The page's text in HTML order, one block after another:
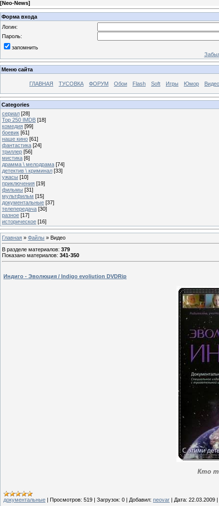
[Neo-News]
Форма входа
Логин:
Пароль:
запомнить
Меню сайта
ГЛАВНАЯ ТУСОВКА ФОРУМ Обои Flash Soft Игры Юмор Видео
Categories
сериал [28]
Top 250 IMDB [18]
комедия [99]
боевик [61]
наше кино [61]
фантастика [24]
триллер [56]
мистика [6]
драмма \ мелодрама [74]
детектив \ криминал [33]
ужасы [10]
приключения [19]
фильмы [31]
мультфильм [15]
документальные [37]
телепередача [30]
разное [17]
историческое [16]
Главная » Файлы » Видео
В разделе материалов: 379
Показано материалов: 341-350
Индиго - Эволюция / Indigo evoliution DVDRip
Кто
документальные | Просмотров: 519 | Загрузок: 0 | Добавил: neovar | Дата: 22.03.2009 |